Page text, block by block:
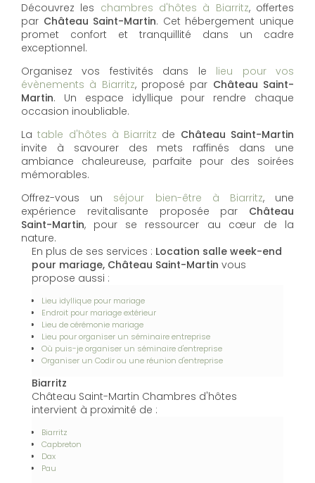
Découvrez les chambres d'hôtes à Biarritz, offertes
par Château Saint-Martin. Cet hébergement unique
promet confort et tranquillité dans un cadre
exceptionnel.
Organisez vos festivités dans le lieu pour vos
évènements à Biarritz, proposé par Château Saint-
Martin. Un espace idyllique pour rendre chaque
occasion inoubliable.
Latable d'hôtes à Biarritz de Château Saint-Martin
invite à savourer des mets raffinés dans une
ambiance chaleureuse, parfaite pour des soirées
mémorables.
Offrez-vous un séjour bien-être à Biarritz, une
expérience revitalisante proposée par Château
Saint-Martin, pour se ressourcer au cœur de la
nature.
En plus de ses services : Location salle week-end
pour mariage, Château Saint-Martin vous
propose aussi :
Lieu idyllique pour mariage
Endroit pour mariage extérieur
Lieu de cérémonie mariage
Lieu pour organiser un séminaire entreprise
Où puis-je organiser un séminaire d'entreprise
Organiser un Codir ou une réunion d'entreprise
Biarritz
Château Saint-Martin Chambres d'hôtes
intervient à proximité de :
Biarritz
Capbreton
Dax
Pau